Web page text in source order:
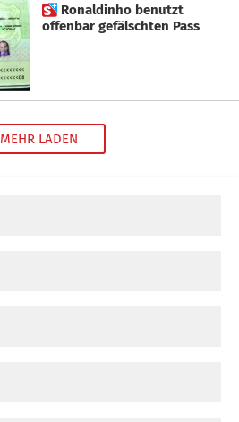
 Ronaldinho benutzt
offenbar gefälschten Pass
MEHR LADEN